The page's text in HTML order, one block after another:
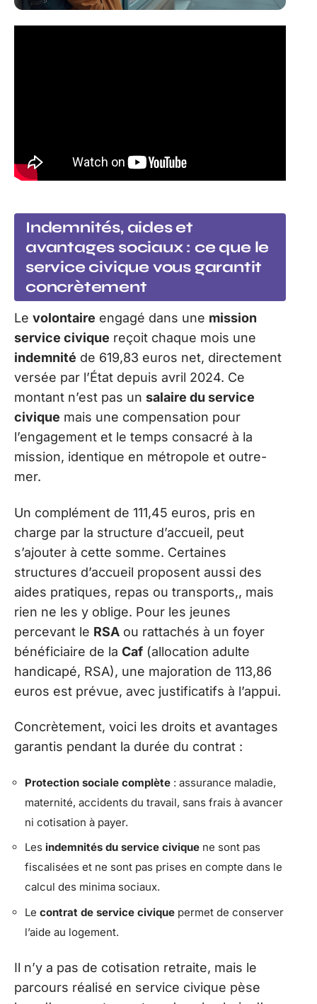
Indemnités, aides et
avantages sociaux : ce que le
service civique vous garantit
concrètement
Le volontaire engagé dans une mission
service civique reçoit chaque mois une
indemnité de 619,83 euros net, directement
versée par l’État depuis avril 2024. Ce
montant n’est pas un salaire du service
civique mais une compensation pour
l’engagement et le temps consacré à la
mission, identique en métropole et outre-
mer.
Un complément de 111,45 euros, pris en
charge par la structure d’accueil, peut
s’ajouter à cette somme. Certaines
structures d’accueil proposent aussi des
aides pratiques, repas ou transports,, mais
rien ne les y oblige. Pour les jeunes
percevant le RSA ou rattachés à un foyer
bénéficiaire de la Caf (allocation adulte
handicapé, RSA), une majoration de 113,86
euros est prévue, avec justificatifs à l’appui.
Concrètement, voici les droits et avantages
garantis pendant la durée du contrat :
Protection sociale complète : assurance maladie,
maternité, accidents du travail, sans frais à avancer
ni cotisation à payer.
Les indemnités du service civique ne sont pas
fiscalisées et ne sont pas prises en compte dans le
calcul des minima sociaux.
Le contrat de service civique permet de conserver
l’aide au logement.
Il n’y a pas de cotisation retraite, mais le
parcours réalisé en service civique pèse